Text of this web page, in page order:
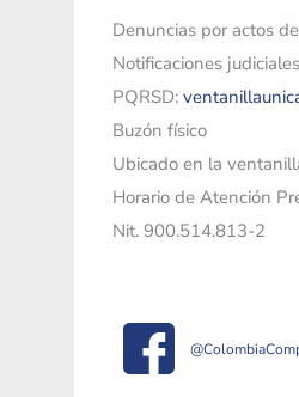
Denuncias por actos
Notificaciones
PQRSD:
Buzón físico
Ubicado en la
Horario de Atención
Nit. 900.514.813-2